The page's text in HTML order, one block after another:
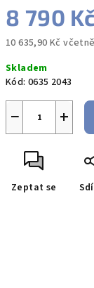
8 790 Kč
10 635,90 Kč
cena:
Skladem
Kód: 0635 2043
+
−
Zeptat se